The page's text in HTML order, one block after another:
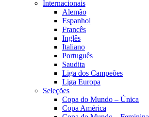
Internacionais
Alemão
Espanhol
Francês
Inglês
Italiano
Português
Saudita
Liga dos Campeões
Liga Europa
Seleções
Copa do Mundo – Única
Copa América